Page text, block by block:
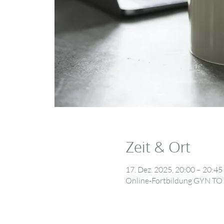
Zeit & Ort
17. Dez. 2025, 20:00 – 20:45
Online-Fortbildung GYN TO